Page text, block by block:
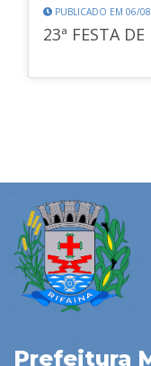
PUBLICADO EM 06/
23ª FESTA DE
Prefeitura